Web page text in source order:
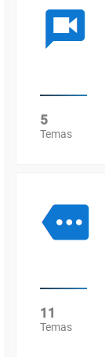
5
Temas
11
Temas